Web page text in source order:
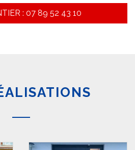
: 07 89 52 43 10